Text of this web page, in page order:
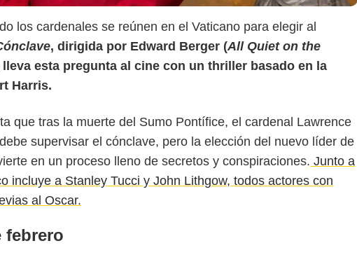
los cardenales se reúnen en el Vaticano para elegir al
, dirigida por Edward Berger (All Quiet on the
lleva esta pregunta al cine con un thriller basado en la
Harris.
que tras la muerte del Sumo Pontífice, el cardenal Lawrence
supervisar el cónclave, pero la elección del nuevo líder de
en un proceso lleno de secretos y conspiraciones. Junto a
incluye a Stanley Tucci y John Lithgow, todos actores con
al Oscar.
febrero